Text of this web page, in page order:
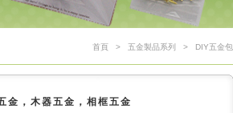
首頁 > 五金製品系列 > DIY五金包
金，木器五金，相框五金